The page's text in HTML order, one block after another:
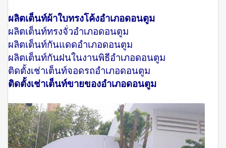
ผลิตเต็นท์ผ้าใบทรงโค้งอำเภอดอนตูม
ผลิตเต็นท์ทรงจั่วอำเภอดอนตูม
ผลิตเต็นท์กันแดดอำเภอดอนตูม
ผลิตเต็นท์กันฝนในงานพิธีอำเภอดอนตูม
ติดตั้งเช่าเต็นท์จอดรถอำเภอดอนตูม
ติดตั้งเช่าเต็นท์ขายของอำเภอดอนตูม